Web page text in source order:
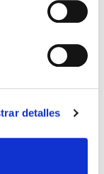
detalles